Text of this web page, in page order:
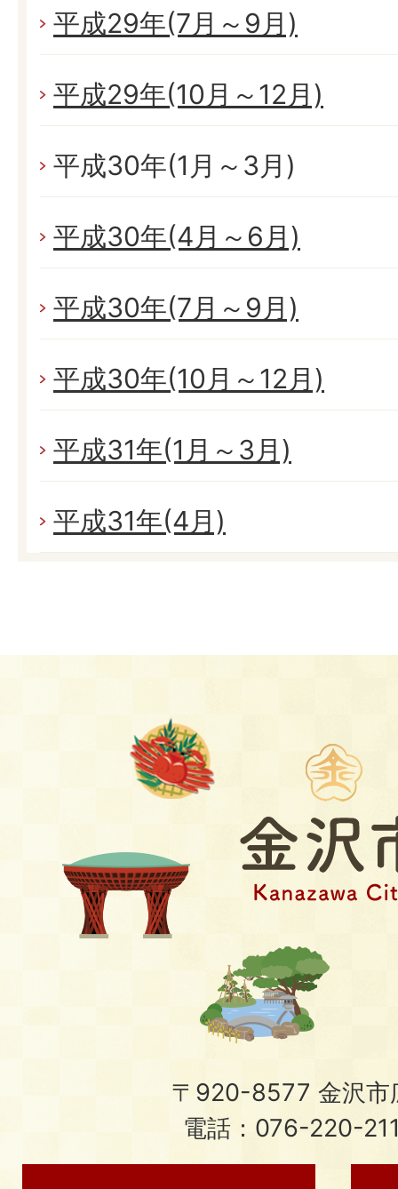
平成29年(7月～9月)
平成29年(10月～12月)
平成30年(1月～3月)
平成30年(4月～6月)
平成30年(7月～9月)
平成30年(10月～12月)
平成31年(1月～3月)
平成31年(4月)
〒920-8577 金沢市
電話：076-220-